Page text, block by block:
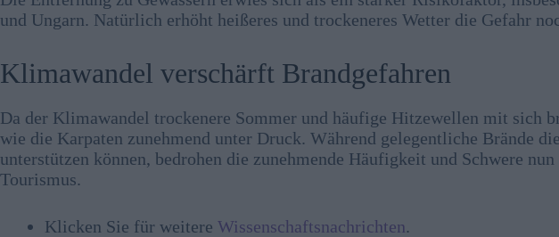
und Ungarn. Natürlich erhöht heißeres und trockeneres Wetter die Gefahr
Klimawandel verschärft Brandgefahren
Da der Klimawandel trockenere Sommer und häufige Hitzewellen mit sich
wie die Karpaten zunehmend unter Druck. Während gelegentliche Brände
unterstützen können, bedrohen die zunehmende Häufigkeit und Schwere
Tourismus.
Klicken Sie für weitere Wissenschaftsnachrichten.